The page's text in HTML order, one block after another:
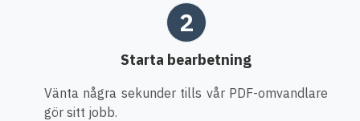
2
Starta bearbetning
Vänta några sekunder tills vår PDF-omvandlare
gör sitt jobb.